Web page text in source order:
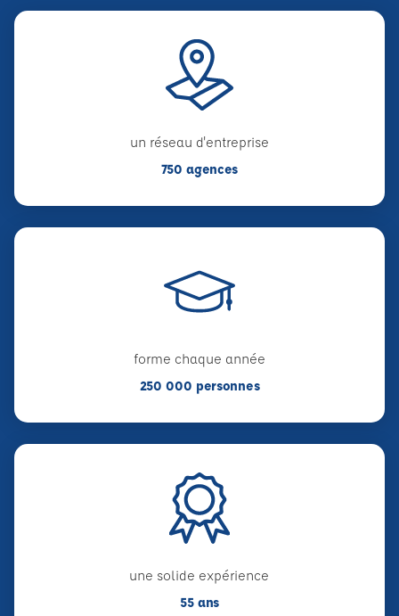
un réseau d'entreprise
750 agences
forme chaque année
250 000 personnes
une solide expérience
55 ans